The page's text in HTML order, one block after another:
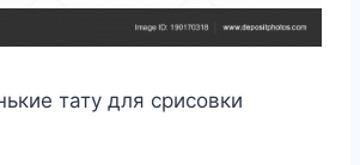
тату для срисовки